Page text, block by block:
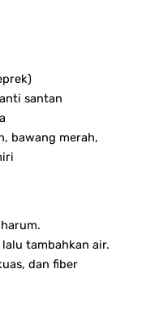
santan
bawang merah,
tambahkan air.
dan fiber